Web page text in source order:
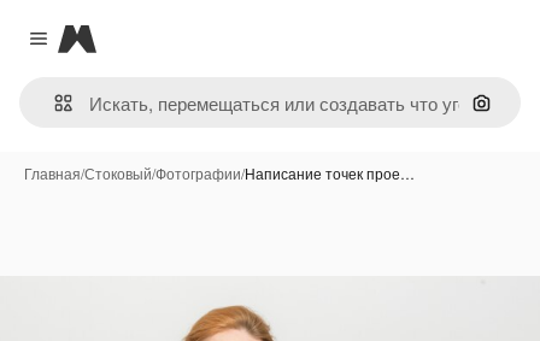
Close menu
Magnific
Поиск
Главная/Стоковый/Фотографии/Написание точек прое…